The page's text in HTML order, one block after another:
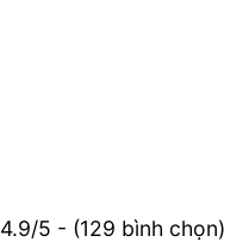
4.9/5 - (129 bình chọn)